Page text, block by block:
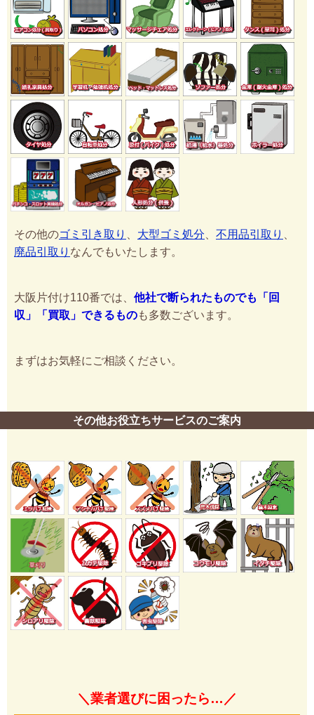
その他のゴミ引き取り 大型ゴミ処分 不用品引取り
廃品引取り なんでもいたします。
大阪片付け110番では、 他社で断られたものでも「回
収」「買取」できるものも多数ございます。
まずはお気軽にご相談ください。
その他お役立ちサービスのご案内
＼業者選びに困ったら…／